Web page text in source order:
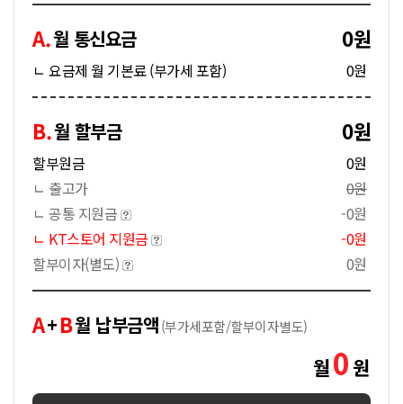
A.월 통신요금 0원
ㄴ 요금제 월 기본료 (부가세 포함) 0원
B.월 할부금 0원
할부원금
0원
ㄴ 출고가
0원
ㄴ 공통 지원금
-0원
ㄴ KT스토어 지원금
-0원
할부이자(별도)
0원
A+B월 납부금액(부가세포함/할부이자별도)
월0 원